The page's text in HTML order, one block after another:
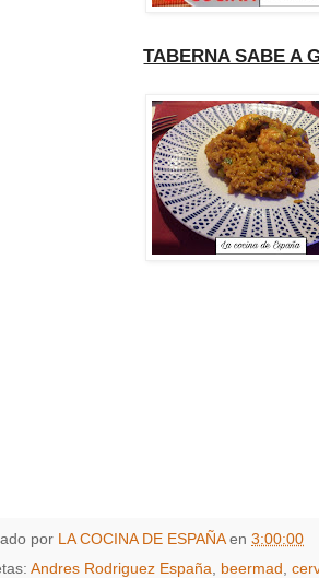
TABERNA SABE A
por LA COCINA DE ESPAÑA en 3:00:00
Andres Rodriguez España beermad